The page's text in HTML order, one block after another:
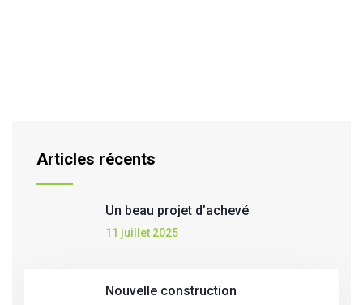
Articles récents
Un beau projet d’achevé
11 juillet 2025
Nouvelle construction